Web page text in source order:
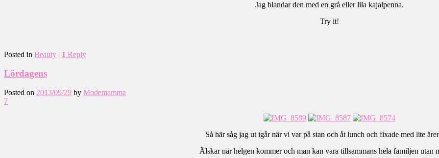
Jag blandar den med en grå eller lila kajalpenna.
Try it!
Posted in Beauty | 1 Reply
Lördagens
Posted on 2013/09/29 by Modemamma
7
Så här såg jag ut igår när vi var på stan och åt lunch och fixade med lite
Älskar när helgen kommer och man kan vara tillsammans hela familjen utan